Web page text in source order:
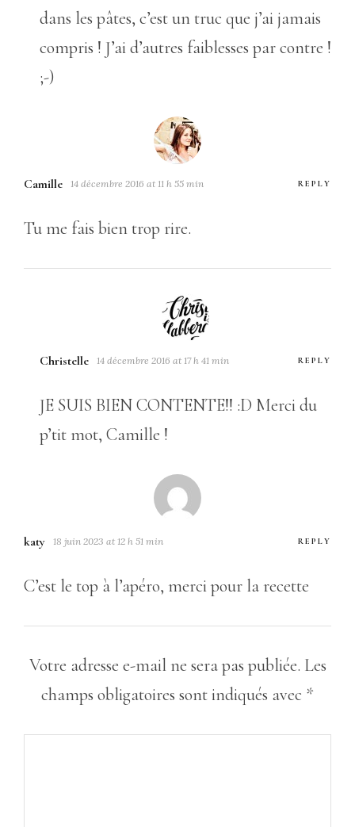
dans les pâtes, c’est un truc que j’ai jamais
compris ! J’ai d’autres faiblesses par contre !
;-)
Camille 14 décembre 2016 at 11 h 55 min REPLY
Tu me fais bien trop rire.
Christelle 14 décembre 2016 at 17 h 41 min REPLY
JE SUIS BIEN CONTENTE!! :D Merci du
p’tit mot, Camille !
katy 18 juin 2023 at 12 h 51 min REPLY
C’est le top à l’apéro, merci pour la recette
Votre adresse e-mail ne sera pas publiée. Les
champs obligatoires sont indiqués avec *